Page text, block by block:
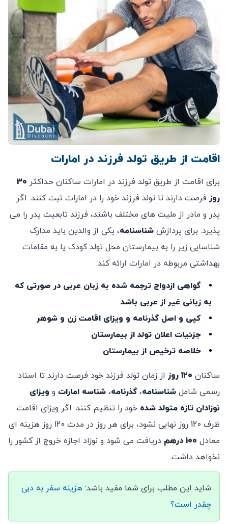
اقامت از طریق تولد فرزند در امارات
برای اقامت از طریق تولد فرزند در امارات ساکنان حداکثر 30
روز فرصت دارند تا تولد فرزند خود را در امارات ثبت کنند. اگر
پدر و مادر از ملیت های مختلف باشند، فرزند تابعیت پدر را می
پذیرد. برای پردازش شناسنامه، یکی از والدین باید مدارک
شناسایی زیر را به بیمارستان محل تولد کودک یا به مقامات
بهداشتی مربوطه در امارات ارائه کند:
گواهی ازدواج ترجمه شده به زبان عربی در صورتی که
به زبانی غیر از عربی باشد
کپی و اصل گذرنامه و ویزای اقامت زن و شوهر
جزئیات اعلان تولد از بیمارستان
خلاصه ترخیص از بیمارستان
ساکنان 120 روز
از زمان تولد فرزند خود فرصت دارند تا اسناد
رسمی شامل شناسنامه،گذرنامه، شناسه امارات و ویزای
نوزادان تازه متولد شده خود را تنظیم کنند. اگر ویزای اقامت
ظرف 120 روز نهایی نشود، برای هر روز در مدت 120 روز هزینه ای
معادل 100 درهم
دریافت می شود و نوزاد اجازه خروج از کشور را
نخواهد داشت.
شاید این مطلب برای شما مفید باشد: هزینه سفر به دبی
چقدر است؟